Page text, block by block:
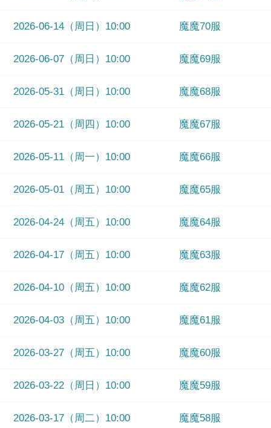
2026-06-14（周日）10:00 魔魔70服
2026-06-07（周日）10:00 魔魔69服
2026-05-31（周日）10:00 魔魔68服
2026-05-21（周四）10:00 魔魔67服
2026-05-11（周一）10:00 魔魔66服
2026-05-01（周五）10:00 魔魔65服
2026-04-24（周五）10:00 魔魔64服
2026-04-17（周五）10:00 魔魔63服
2026-04-10（周五）10:00 魔魔62服
2026-04-03（周五）10:00 魔魔61服
2026-03-27（周五）10:00 魔魔60服
2026-03-22（周日）10:00 魔魔59服
2026-03-17（周二）10:00 魔魔58服